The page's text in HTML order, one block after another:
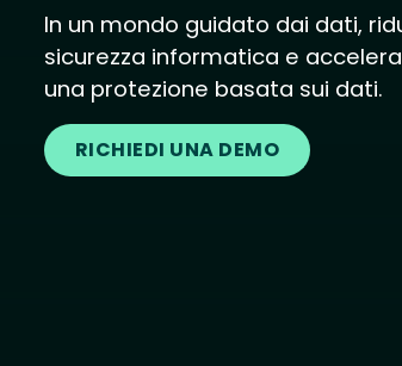
In un mondo guidato dai dati,
sicurezza informatica e
una protezione basata sui dati.
RICHIEDI UNA DEMO